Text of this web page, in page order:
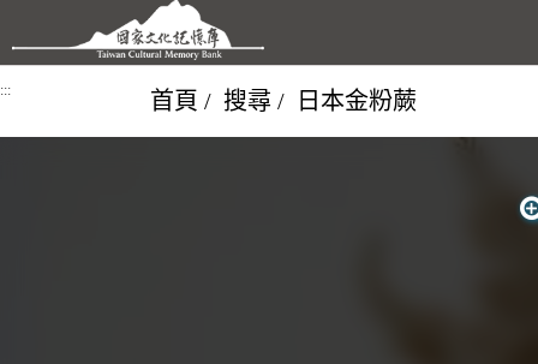
跳到主要內容區塊
::: 首頁 搜尋 日本金粉蕨